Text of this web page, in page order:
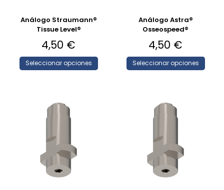
Análogo Straumann®
Tissue Level®
4,50 €
Seleccionar opciones
Análogo Astra®
Osseospeed®
4,50 €
Seleccionar opciones